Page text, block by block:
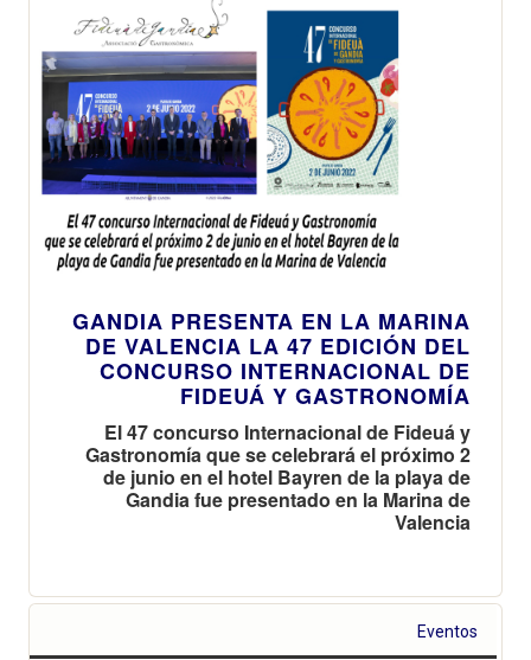
GANDIA PRESENTA EN LA MARINA
DE VALENCIA LA 47 EDICIÓN DEL
CONCURSO INTERNACIONAL DE
FIDEUÁ Y GASTRONOMÍA
El 47 concurso Internacional de Fideuá y
Gastronomía que se celebrará el próximo 2
de junio en el hotel Bayren de la playa de
Gandia fue presentado en la Marina de
Valencia
Eventos